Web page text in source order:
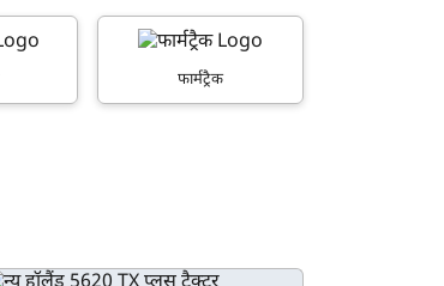
फार्मट्रैक